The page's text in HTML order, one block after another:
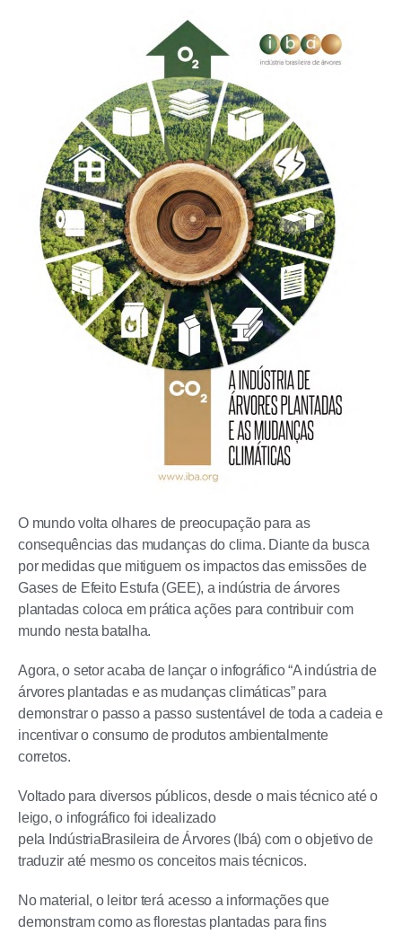
O mundo volta olhares de preocupação para as
consequências das mudanças do clima. Diante da busca
por medidas que mitiguem os impactos das emissões de
Gases de Efeito Estufa (GEE), a indústria de árvores
plantadas coloca em prática ações para contribuir com
mundo nesta batalha.
Agora, o setor acaba de lançar o infográfico “A indústria de
árvores plantadas e as mudanças climáticas” para
demonstrar o passo a passo sustentável de toda a cadeia e
incentivar o consumo de produtos ambientalmente
corretos.
Voltado para diversos públicos, desde o mais técnico até o
leigo, o infográfico foi idealizado
pela IndústriaBrasileira de Árvores (Ibá) com o objetivo de
traduzir até mesmo os conceitos mais técnicos.
No material, o leitor terá acesso a informações que
demonstram como as florestas plantadas para fins